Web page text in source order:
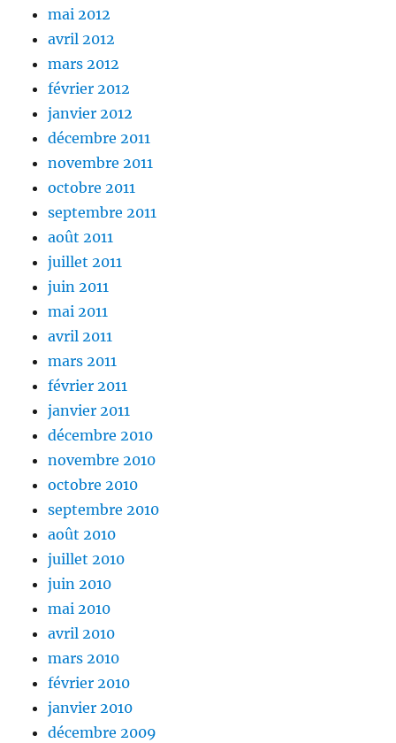
mai 2012
avril 2012
mars 2012
février 2012
janvier 2012
décembre 2011
novembre 2011
octobre 2011
septembre 2011
août 2011
juillet 2011
juin 2011
mai 2011
avril 2011
mars 2011
février 2011
janvier 2011
décembre 2010
novembre 2010
octobre 2010
septembre 2010
août 2010
juillet 2010
juin 2010
mai 2010
avril 2010
mars 2010
février 2010
janvier 2010
décembre 2009